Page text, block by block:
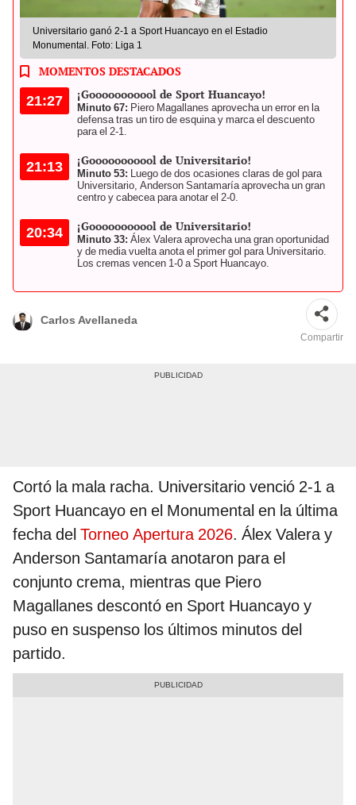
Universitario ganó 2-1 a Sport Huancayo en el Estadio
Monumental. Foto: Liga 1
MOMENTOS DESTACADOS
21:27 ¡Gooooooooool de Sport Huancayo!
Minuto 67: Piero Magallanes aprovecha un error en la
defensa tras un tiro de esquina y marca el descuento
para el 2-1.
21:13 ¡Gooooooooool de Universitario!
Minuto 53: Luego de dos ocasiones claras de gol para
Universitario, Anderson Santamaría aprovecha un gran
centro y cabecea para anotar el 2-0.
20:34 ¡Gooooooooool de Universitario!
Minuto 33: Álex Valera aprovecha una gran oportunidad
y de media vuelta anota el primer gol para Universitario.
Los cremas vencen 1-0 a Sport Huancayo.
Carlos Avellaneda
Compartir
Cortó la mala racha. Universitario venció 2-1 a
Sport Huancayo en el Monumental en la última
fecha del Torneo Apertura 2026. Álex Valera y
Anderson Santamaría anotaron para el
conjunto crema, mientras que Piero
Magallanes descontó en Sport Huancayo y
puso en suspenso los últimos minutos del
partido.